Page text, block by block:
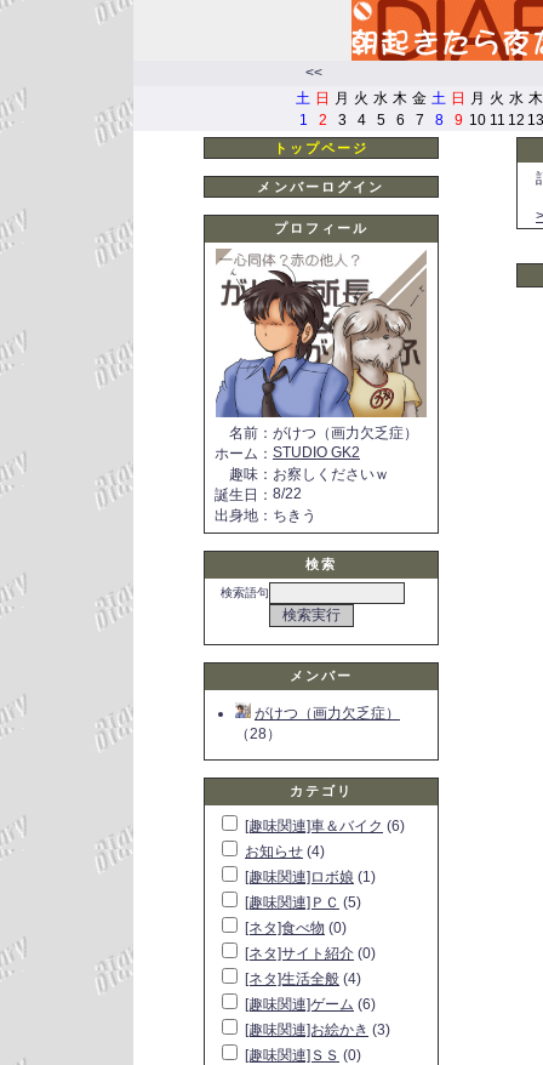
<<
土 日 月 火 水 木 金 土 日 月 火 水 木
1
2 3 4 5 6 7 8 9 10 11 12 13
トップページ
メンバーログイン
プロフィール
名前 ： がけつ（画力欠乏症）
ホーム ： STUDIO GK2
趣味 ： お察しくださいｗ
誕生日 ： 8/22
出身地 ： ちきう
検索
検索語句
メンバー
がけつ（画力欠乏症）
（28）
カテゴリ
[趣味関連]車＆バイク (6)
お知らせ (4)
[趣味関連]ロボ娘 (1)
[趣味関連]ＰＣ (5)
[ネタ]食べ物 (0)
[ネタ]サイト紹介 (0)
[ネタ]生活全般 (4)
[趣味関連]ゲーム (6)
[趣味関連]お絵かき (3)
[趣味関連]ＳＳ (0)